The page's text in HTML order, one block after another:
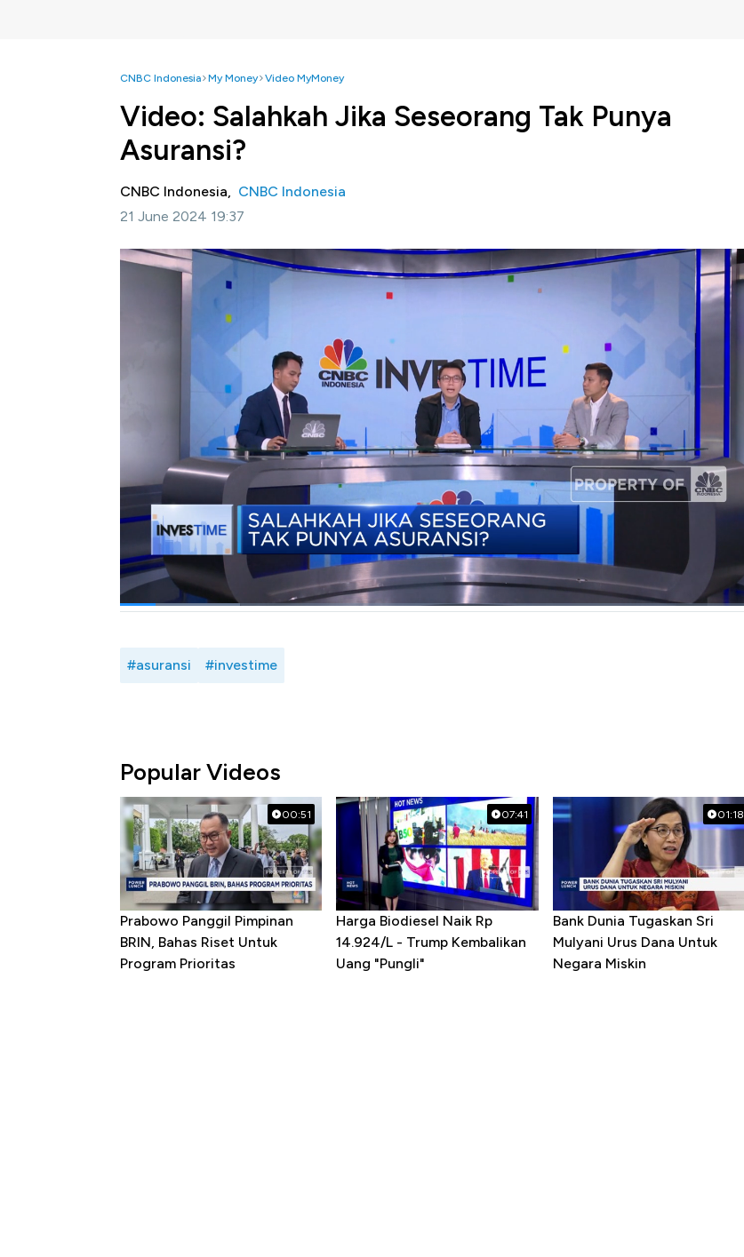
CNBC Indonesia My Money Video MyMoney
Video: Salahkah Jika Seseorang Tak Punya
Asuransi?
CNBC Indonesia, CNBC Indonesia
21 June 2024 19:37
Jakarta, CNBC Indonesia- Banyak masyarakat Indonesia yang masih menganggap asuransi tidak
penting. Lantas seperti apa sebenarnya kebutuhan terhadap asuransi?
Country Chief Product Officer Allianz Life Indonesia Himawan Purnama mengatakan setiap orang
memiliki kebutuhan asuransi beragam. Namun asuransi memang diperlukan untuk mengantisipasi
Senada dengan hal tersebut, Financial Expert Aulia Akbar menuturkan asuransi kesehatan menjadi
prioritas. Namun apakah asuransi dibutuhkan atau tidak, hal itu tergantung dari kondisi finansial
masing-masing.
Selengkapnya saksikan dialog Rian Antono bersama Financial Expert Aulia Akbar dan Country Chief
Product Officer Allianz Life Indonesia Himawan Purnama CNBC Indonesia di Program Investime
CNBC Indonesia, Jumat (21/06/2024).
Bagikan:
#asuransi #investime
Popular Videos
00:51
Prabowo Panggil Pimpinan
BRIN, Bahas Riset Untuk
Program Prioritas
07:41
Harga Biodiesel Naik Rp
14.924/L - Trump Kembalikan
Uang "Pungli"
01:18
Bank Dunia Tugaskan Sri
Mulyani Urus Dana Untuk
Negara Miskin